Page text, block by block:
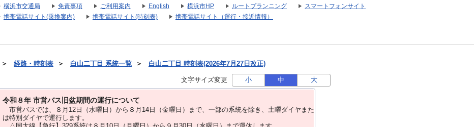
横浜市交通局 免責事項 ご利用案内 English 横浜市HP ルートプランニング
スマートフォンサイト
携帯電話サイト(乗換案内)
携帯電話サイト(時刻表) 携帯電話サイト（運行・接近情報）
＞ 経路・時刻表 ＞ 白山二丁目 系統一覧 ＞ 白山二丁目 時刻表(2026年7月27日改正)
文字サイズ変更 小 中 大
令和８年 市営バス旧盆期間の運行について
市営バスでは、８⽉12⽇（水曜日）から８⽉14⽇（金曜日）まで、⼀部の系統を除き、⼟曜ダイヤまた
は特別ダイヤで運⾏します。